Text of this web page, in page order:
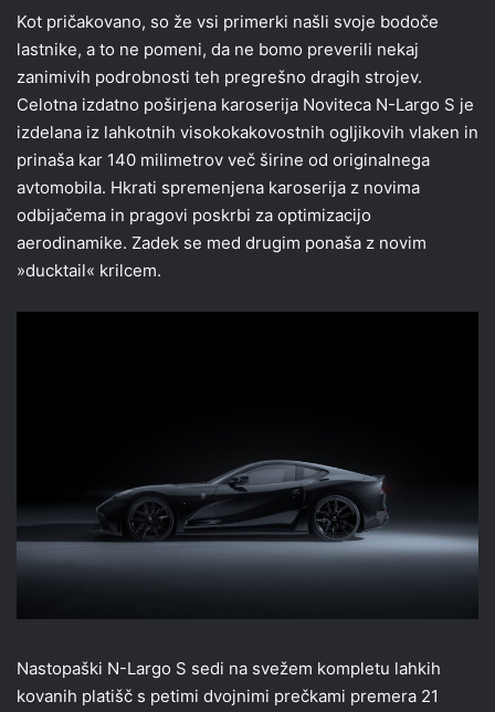
Kot pričakovano, so že vsi primerki našli svoje bodoče
lastnike, a to ne pomeni, da ne bomo preverili nekaj
zanimivih podrobnosti teh pregrešno dragih strojev.
Celotna izdatno poširjena karoserija Noviteca N-Largo S je
izdelana iz lahkotnih visokokakovostnih ogljikovih vlaken in
prinaša kar 140 milimetrov več širine od originalnega
avtomobila. Hkrati spremenjena karoserija z novima
odbijačema in pragovi poskrbi za optimizacijo
aerodinamike. Zadek se med drugim ponaša z novim
»ducktail« krilcem.
Nastopaški N-Largo S sedi na svežem kompletu lahkih
kovanih platišč s petimi dvojnimi prečkami premera 21